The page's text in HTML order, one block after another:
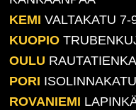
KEMIVALTAKATU
KUOPIO
OULU
PORI
ROVANIEMI